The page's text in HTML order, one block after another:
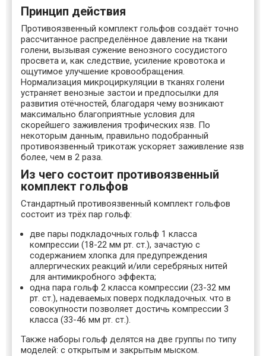
Принцип действия
Противоязвенный комплект гольфов создаёт точно
рассчитанное распределённое давление на ткани
голени, вызывая сужение венозного сосудистого
просвета и, как следствие, усиление кровотока и
ощутимое улучшение кровообращения.
Нормализация микроциркуляции в тканях голени
устраняет венозные застои и предпосылки для
развития отёчностей, благодаря чему возникают
максимально благоприятные условия для
скорейшего заживления трофических язв. По
некоторым данным, правильно подобранный
противоязвенный трикотаж ускоряет заживление язв
более, чем в 2 раза.
Из чего состоит противоязвенный
комплект гольфов
Стандартный противоязвенный комплект гольфов
состоит из трёх пар гольф:
две пары подкладочных гольф 1 класса
компрессии (18-22 мм рт. ст.), зачастую с
содержанием хлопка для предупреждения
аллергических реакций и/или серебряных нитей
для антимикробного эффекта;
одна пара гольф 2 класса компрессии (23-32 мм
рт. ст.), надеваемых поверх подкладочных. что в
совокупности позволяет достичь компрессии 3
класса (33-46 мм рт. ст.).
Также наборы гольф делятся на две группы по типу
моделей: с открытым и закрытым мыском.